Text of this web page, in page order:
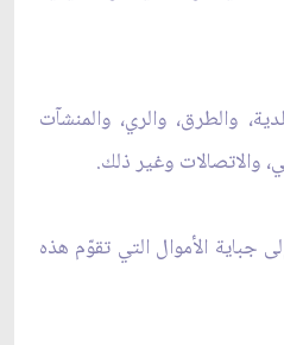
والطرق، والري، والمنشآت
والاتصالات وغير ذلك.
جباية الأموال التي تقوّم هذه